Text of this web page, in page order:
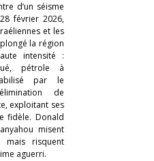
d’un séisme
février 2026,
et les
la région
intensité :
pétrole à
par le
de
exploitant ses
fidèle. Donald
misent
mais risquent
aguerri.